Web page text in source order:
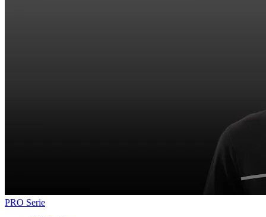
PRO Serie